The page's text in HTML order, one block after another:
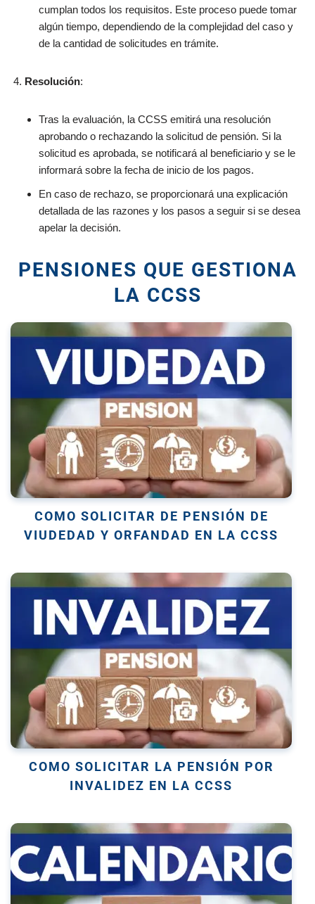
cumplan todos los requisitos. Este proceso puede tomar
algún tiempo, dependiendo de la complejidad del caso y
de la cantidad de solicitudes en trámite.
Resolución:
Tras la evaluación, la CCSS emitirá una resolución
aprobando o rechazando la solicitud de pensión. Si la
solicitud es aprobada, se notificará al beneficiario y se le
informará sobre la fecha de inicio de los pagos.
En caso de rechazo, se proporcionará una explicación
detallada de las razones y los pasos a seguir si se desea
apelar la decisión.
PENSIONES QUE GESTIONA
LA CCSS
COMO SOLICITAR DE PENSIÓN DE
VIUDEDAD Y ORFANDAD EN LA CCSS
COMO SOLICITAR LA PENSIÓN POR
INVALIDEZ EN LA CCSS